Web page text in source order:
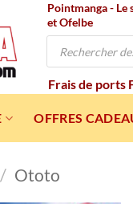
Pointmanga -
et Ofelbe
Recherche
Frais de ports
OFFRES
/ Ototo